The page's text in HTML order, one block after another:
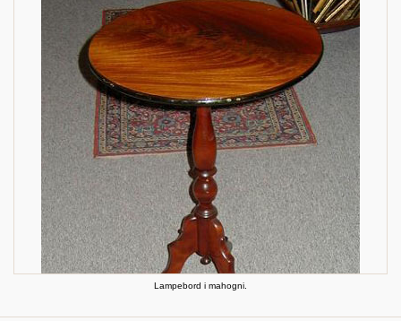
Lampebord i mahogni.